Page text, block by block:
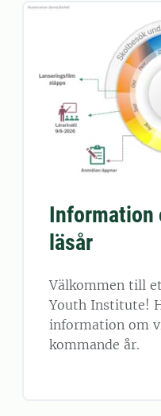
Information
läsår
Välkommen till
Youth Institute!
information om
kommande år.